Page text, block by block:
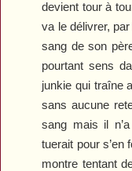
devient tour à
va le délivrer, par
sang de son
pourtant sens
junkie qui traîne
sans aucune
sang mais il
tuerait pour s’en
montre tentant